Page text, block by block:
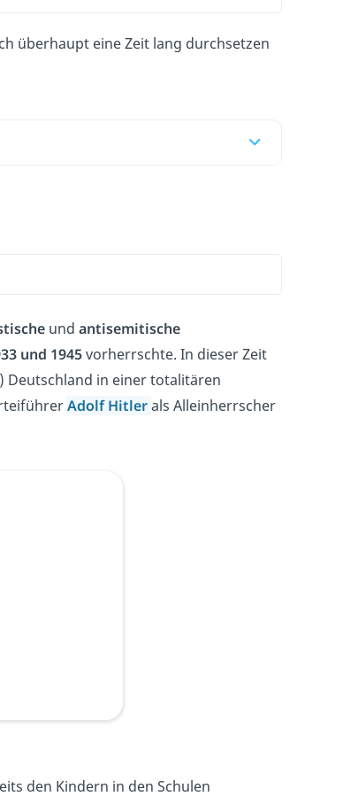
überhaupt eine Zeit lang durchsetzen
und antisemitische
und 1945vorherrschte. In dieser Zeit
) Deutschland in einer totalitären
Adolf Hitler als Alleinherrscher
den Kindern in den Schulen